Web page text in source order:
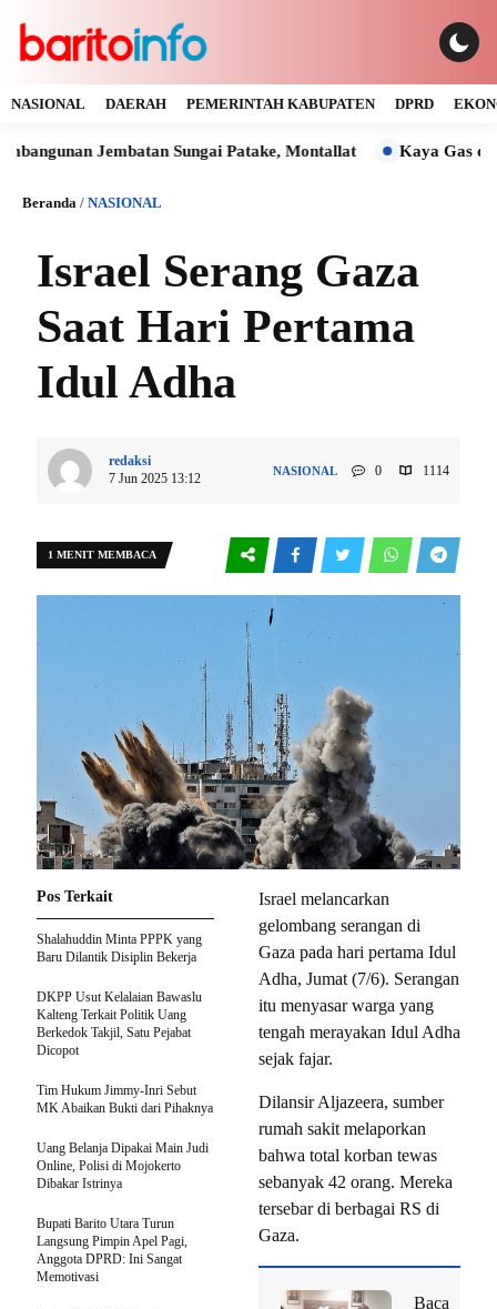
NASIONAL DAERAH PEMERINTAH KABUPATEN DPRD
Jembatan Sungai Patake, Montallat Kaya Gas dan Batu
Beranda / NASIONAL
Israel Serang Gaza
Saat Hari Pertama
Idul Adha
redaksi
7 Jun 2025 13:12
NASIONAL 0 1114
1 MENIT MEMBACA
Israel melancarkan
gelombang serangan di
Gaza pada hari pertama Idul
Adha, Jumat (7/6). Serangan
itu menyasar warga yang
tengah merayakan Idul Adha
sejak fajar.
Dilansir Aljazeera, sumber
rumah sakit melaporkan
bahwa total korban tewas
sebanyak 42 orang. Mereka
tersebar di berbagai RS di
Gaza.
Baca
Pos Terkait
Shalahuddin Minta PPPK yang
Baru Dilantik Disiplin Bekerja
DKPP Usut Kelalaian Bawaslu
Kalteng Terkait Politik Uang
Berkedok Takjil, Satu Pejabat
Dicopot
Tim Hukum Jimmy-Inri Sebut
MK Abaikan Bukti dari Pihaknya
Uang Belanja Dipakai Main Judi
Online, Polisi di Mojokerto
Dibakar Istrinya
Bupati Barito Utara Turun
Langsung Pimpin Apel Pagi,
Anggota DPRD: Ini Sangat
Memotivasi